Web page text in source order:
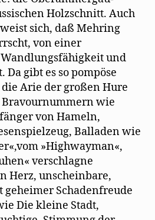
Holzschnitt. Auch
sich, daß Mehring
von einer
und
gibt es so pompöse
Arie der großen Hure
Bravournummern wie
von Hameln,
Balladen wie
»Highwayman«,
verschlagne
Herz, unscheinbare,
geheimer Schadenfreude
Die kleine Stadt,